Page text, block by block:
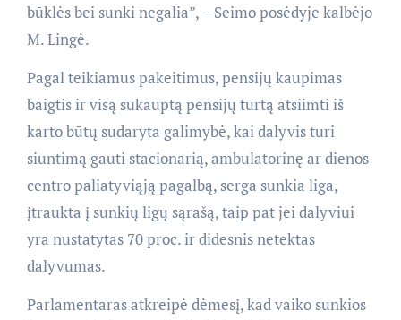
būklės bei sunki negalia”, − Seimo posėdyje kalbėjo
M. Lingė.
Pagal teikiamus pakeitimus, pensijų kaupimas
baigtis ir visą sukauptą pensijų turtą atsiimti iš
karto būtų sudaryta galimybė, kai dalyvis turi
siuntimą gauti stacionarią, ambulatorinę ar dienos
centro paliatyviąją pagalbą, serga sunkia liga,
įtraukta į sunkių ligų sąrašą, taip pat jei dalyviui
yra nustatytas 70 proc. ir didesnis netektas
dalyvumas.
Parlamentaras atkreipė dėmesį, kad vaiko sunkios